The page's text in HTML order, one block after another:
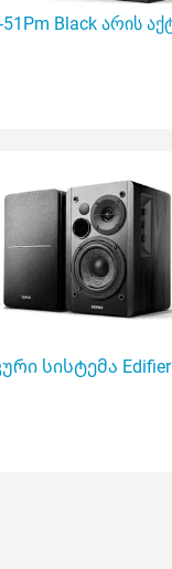
Black არის
არჩევანია
სისტემა Edifier